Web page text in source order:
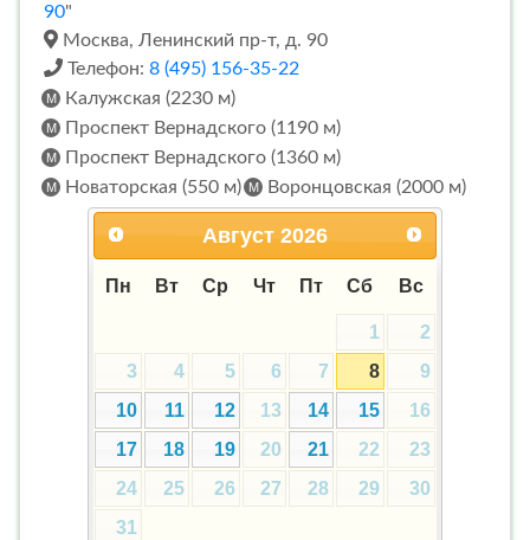
90"
Москва, Ленинский пр-т, д. 90
Телефон: 8 (495) 156-35-22
Калужская (2230 м)
Проспект Вернадского (1190 м)
Проспект Вернадского (1360 м)
Новаторская (550 м)
Воронцовская (2000 м)
Август 2026
Пн Вт Ср Чт Пт Сб Вс
1
2
3
4 5 6 7 8
9
10
11 12 13 14 15
16
17
18 19 20 21 22
23
24
25 26 27 28 29
30
31